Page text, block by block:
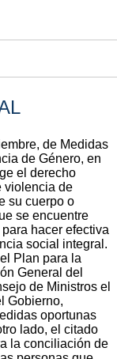
de Medidas
de Género, en
el derecho
violencia de
su cuerpo o
se encuentre
hacer efectiva
social integral.
Plan para la
General del
de Ministros el
Gobierno,
oportunas
lado, el citado
la conciliación de